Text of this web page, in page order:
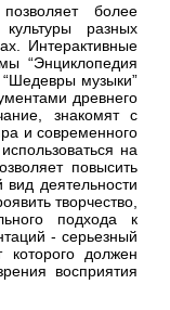
более
разных
Интерактивные
“Энциклопедия
“Шедевры музыки”
древнего
знакомят с
и современного
на
повысить
деятельности
творчество,
подхода к
- серьезный
которого должен
восприятия